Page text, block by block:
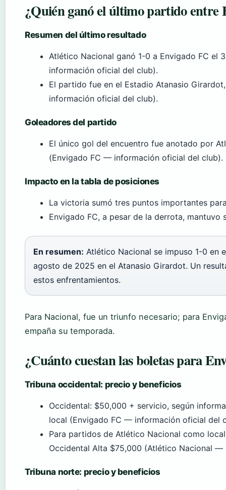
¿Quién ganó el último partido entre
Resumen del último resultado
Atlético Nacional ganó 1-0 a Envigado FC el
información oficial del club).
El partido fue en el Estadio Atanasio
información oficial del club).
Goleadores del partido
El único gol del encuentro fue anotado por
(Envigado FC — información oficial del club).
Impacto en la tabla de posiciones
La victoria sumó tres puntos importantes
Envigado FC, a pesar de la derrota,
En resumen: Atlético Nacional se impuso 1-0 en
agosto de 2025 en el Atanasio Girardot. Un
estos enfrentamientos.
Para Nacional, fue un triunfo necesario; para
empaña su temporada.
¿Cuánto cuestan las boletas para
Tribuna occidental: precio y beneficios
Occidental: $50,000 + servicio, según
local (Envigado FC — información oficial del
Para partidos de Atlético Nacional como
Occidental Alta $75,000 (Atlético Nacional
Tribuna norte: precio y beneficios